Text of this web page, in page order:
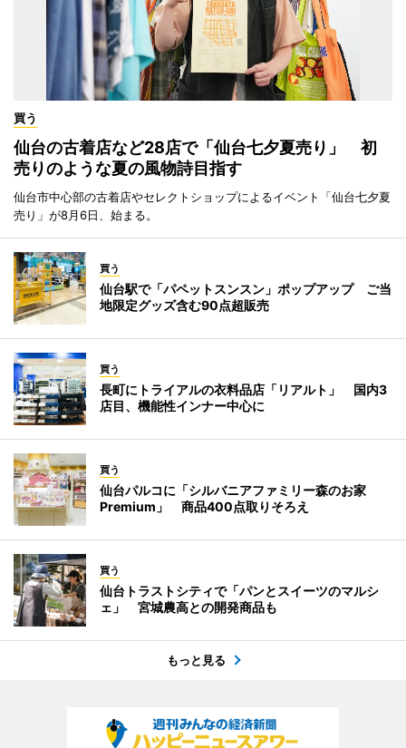
買う
仙台の古着店など28店で「仙台七夕夏売り」 初
売りのような夏の風物詩目指す
仙台市中心部の古着店やセレクトショップによるイベント「仙台七夕夏
売り」が8月6日、始まる。
買う
仙台駅で「パペットスンスン」ポップアップ ご当
地限定グッズ含む90点超販売
買う
長町にトライアルの衣料品店「リアルト」 国内3
店目、機能性インナー中心に
買う
仙台パルコに「シルバニアファミリー森のお家
Premium」 商品400点取りそろえ
買う
仙台トラストシティで「パンとスイーツのマルシ
ェ」 宮城農高との開発商品も
もっと見る